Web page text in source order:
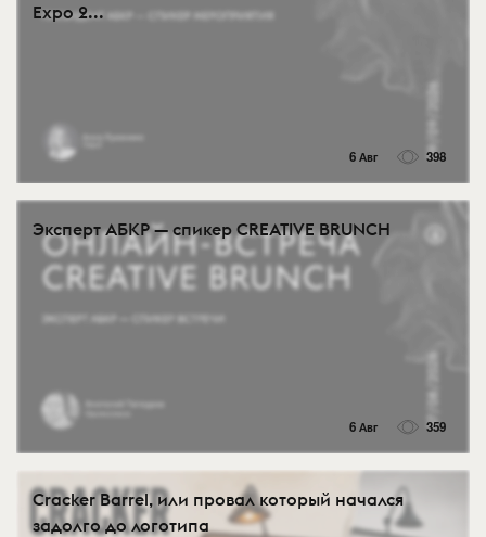
Expo 2...
6 Авг 398
Эксперт АБКР — спикер CREATIVE BRUNCH
6 Авг 359
Cracker Barrel, или провал который начался
задолго до логотипа